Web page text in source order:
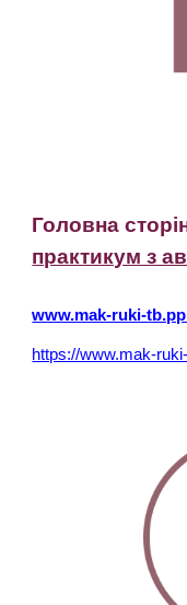
Головна
практикум з
www.mak-ruki-
https://www.mak-